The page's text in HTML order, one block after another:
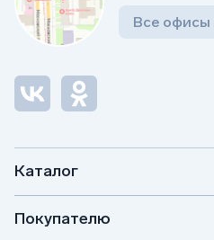
Каталог
Покупателю
Все офисы